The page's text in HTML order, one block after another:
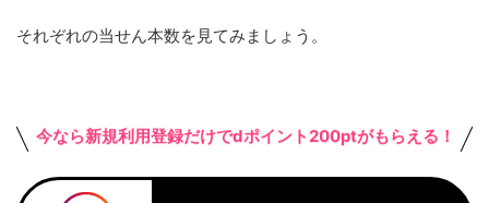
それぞれの当せん本数を見てみましょう。
今なら新規利用登録だけでdポイント200ptがもらえる！